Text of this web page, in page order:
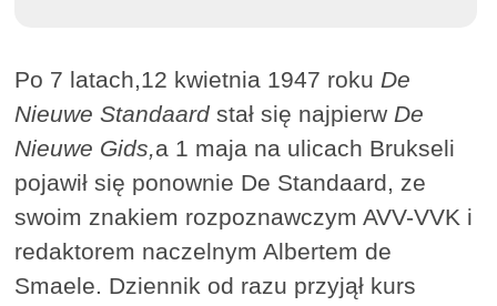
Po 7 latach,12 kwietnia 1947 roku De
Nieuwe Standaardstał się najpierw De
Nieuwe Gids,a 1 maja na ulicach Brukseli
pojawił się ponownie De Standaard, ze
swoim znakiem rozpoznawczym AVV-VVK i
redaktorem naczelnym Albertem de
Smaele. Dziennik od razu przyjął kurs